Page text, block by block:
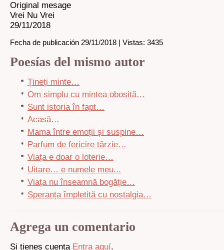
Original mesage
Vrei Nu Vrei
29/11/2018
Fecha de publicación 29/11/2018 | Vistas: 3435
Poesías del mismo autor
Țineți minte…
Om simplu cu mintea obosită…
Sunt istoria în fapt…
Acasă…
Mama între emoții și suspine…
Parfum de fericire târzie…
Viața e doar o loterie…
Uitare… e numele meu...
Viața nu înseamnă bogăție…
Speranța împletită cu nostalgia…
Agrega un comentario
Si tienes cuenta Entra aquí.